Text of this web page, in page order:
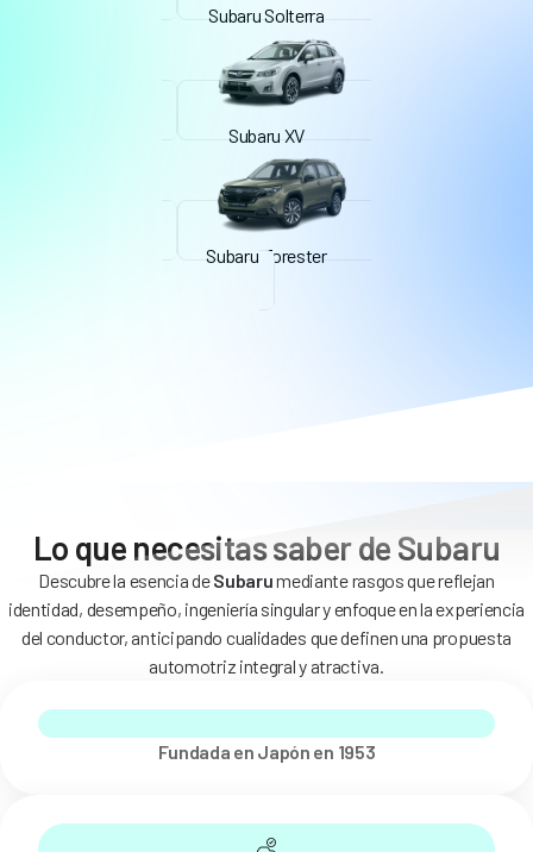
Subaru Solterra
Subaru XV
Subaru Forester
Lo que necesitas saber de Subaru
Descubre la esencia deSubarumediante rasgos que reflejan
identidad, desempeño, ingeniería singular y enfoque en la experiencia
del conductor, anticipando cualidades que definen una propuesta
automotriz integral y atractiva.
Fundada en Japón en 1953